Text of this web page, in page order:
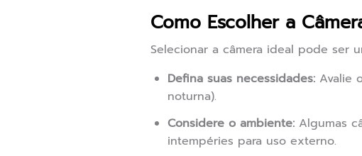
Como Escolher a
Selecionar a câmera ideal pode ser
Defina suas necessidades: Avalie
noturna).
Considere o ambiente: Algumas
intempéries para uso externo.